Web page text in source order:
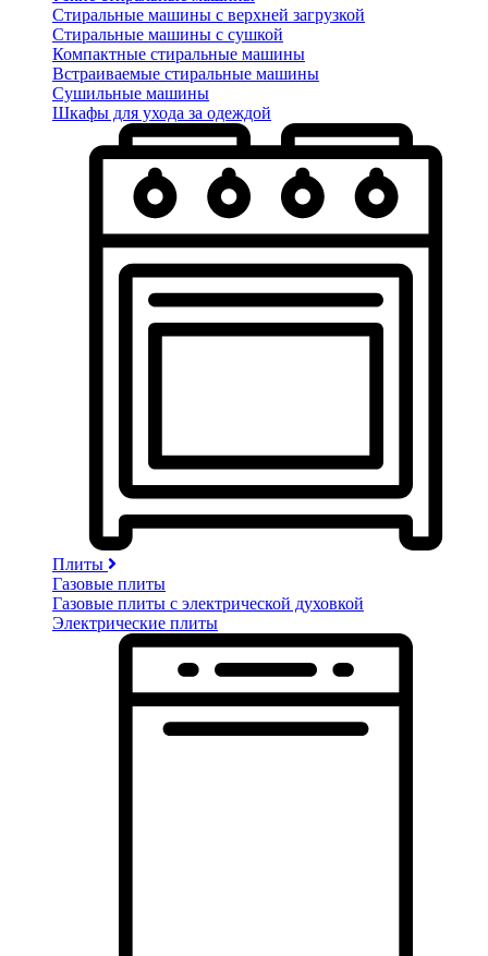
Стиральные машины с верхней загрузкой
Стиральные машины с сушкой
Компактные стиральные машины
Встраиваемые стиральные машины
Сушильные машины
Шкафы для ухода за одеждой
Плиты
Газовые плиты
Газовые плиты с электрической духовкой
Электрические плиты